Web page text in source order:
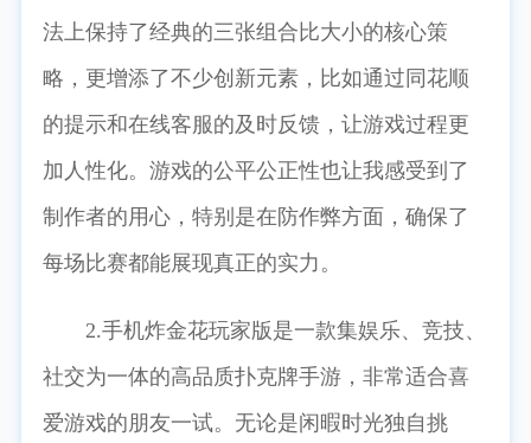
法上保持了经典的三张组合比大小的核心策
略，更增添了不少创新元素，比如通过同花顺
的提示和在线客服的及时反馈，让游戏过程更
加人性化。游戏的公平公正性也让我感受到了
制作者的用心，特别是在防作弊方面，确保了
每场比赛都能展现真正的实力。
2.手机炸金花玩家版是一款集娱乐、竞技、
社交为一体的高品质扑克牌手游，非常适合喜
爱游戏的朋友一试。无论是闲暇时光独自挑